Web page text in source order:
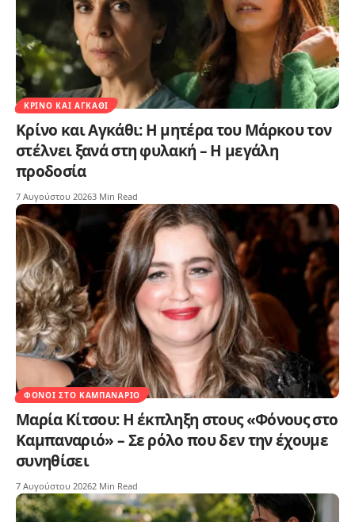
ΚΡΊΝΟ ΚΑΙ ΑΓΚΆΘΙ
Κρίνο και Αγκάθι: Η μητέρα του Μάρκου τον
στέλνει ξανά στη φυλακή – Η μεγάλη
προδοσία
7 Αυγούστου 20263 Min Read
ΦΌΝΟΙ ΣΤΟ ΚΑΜΠΑΝΑΡΙΌ
Μαρία Κίτσου: Η έκπληξη στους «Φόνους στο
Καμπαναριό» – Σε ρόλο που δεν την έχουμε
συνηθίσει
7 Αυγούστου 20262 Min Read